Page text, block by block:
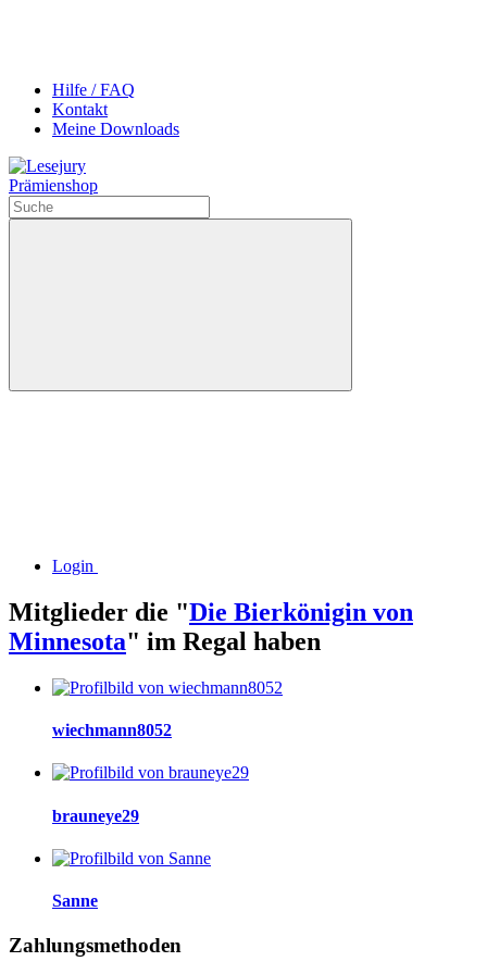
Hilfe / FAQ
Kontakt
Meine Downloads
Prämienshop
Login
Mitglieder die "Die Bierkönigin von
Minnesota" im Regal haben
wiechmann8052
brauneye29
Sanne
Zahlungsmethoden